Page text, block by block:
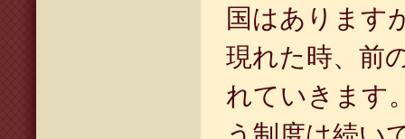
国はあります
現れた時、前
れていきます